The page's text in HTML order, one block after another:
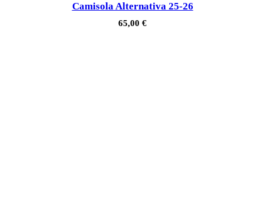
Camisola Alternativa 25-26
65,00 €